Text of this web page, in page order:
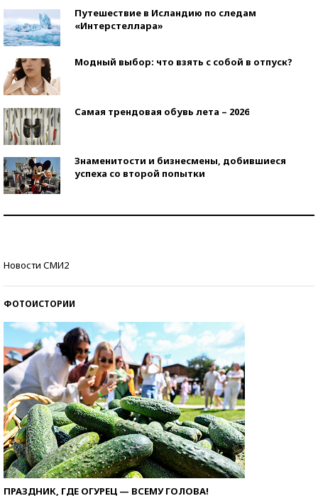
Путешествие в Исландию по следам
«Интерстеллара»
Модный выбор: что взять с собой в отпуск?
Самая трендовая обувь лета – 2026
Знаменитости и бизнесмены, добившиеся
успеха со второй попытки
Новости СМИ2
ФОТОИСТОРИИ
ПРАЗДНИК, ГДЕ ОГУРЕЦ — ВСЕМУ ГОЛОВА!